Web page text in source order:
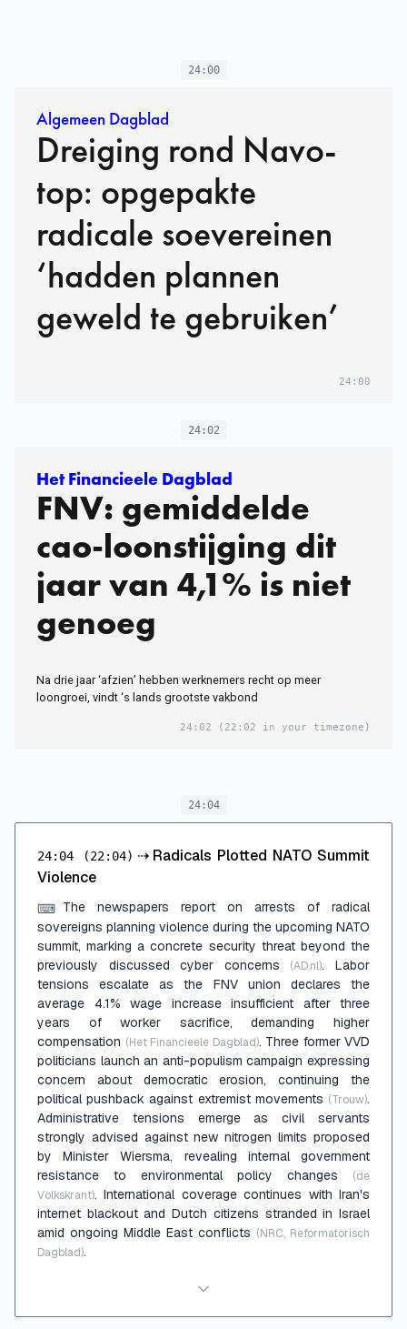
24:00
Algemeen Dagblad
Dreiging rond Navo-
top: opgepakte
radicale soeverei­nen
‘hadden plannen
geweld te gebruiken’
24:00
24:02
Het Financieele Dagblad
FNV: gemiddelde
cao-loonstijging dit
jaar van 4,1% is niet
genoeg
Na drie jaar ‘afzien’ hebben werknemers recht op meer
loongroei, vindt ‘s lands grootste vakbond
24:02 (22:02 in your timezone)
24:04
24:04 (22:04) ⇢ Radicals Plotted NATO Summit
Violence
⌨ The newspapers report on arrests of radical
sovereigns planning violence during the upcoming NATO
summit, marking a concrete security threat beyond the
previously discussed cyber concerns (AD.nl). Labor
tensions escalate as the FNV union declares the
average 4.1% wage increase insufficient after three
years of worker sacrifice, demanding higher
compensation (Het Financieele Dagblad). Three former VVD
politicians launch an anti-populism campaign expressing
concern about democratic erosion, continuing the
political pushback against extremist movements (Trouw).
Administrative tensions emerge as civil servants
strongly advised against new nitrogen limits proposed
by Minister Wiersma, revealing internal government
resistance to environmental policy changes
(de
Volkskrant). International coverage continues with Iran's
internet blackout and Dutch citizens stranded in Israel
amid ongoing Middle East conflicts (NRC, Reformatorisch
Dagblad).